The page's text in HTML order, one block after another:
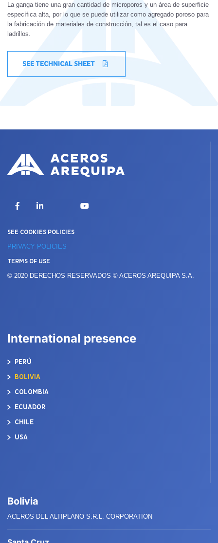
La ganga tiene una gran cantidad de microporos y un área de superficie
específica alta, por lo que se puede utilizar como agregado poroso para
la fabricación de materiales de construcción, tal es el caso para
ladrillos.
SEE TECHNICAL SHEET
FacebookLinkedIn YouTube
SEE COOKIES POLICIES
PRIVACY POLICIES
TERMS OF USE
© 2020 DERECHOS RESERVADOS © ACEROS AREQUIPA S.A.
International presence
PERÚ
BOLIVIA
COLOMBIA
ECUADOR
CHILE
USA
Bolivia
ACEROS DEL ALTIPLANO S.R.L. CORPORATION